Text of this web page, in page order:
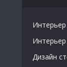
Дизайн